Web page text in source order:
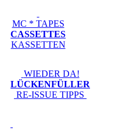
MC * TAPES
CASSETTES
KASSETTEN
WIEDER DA!
LÜCKENFÜLLER
RE-ISSUE TIPPS